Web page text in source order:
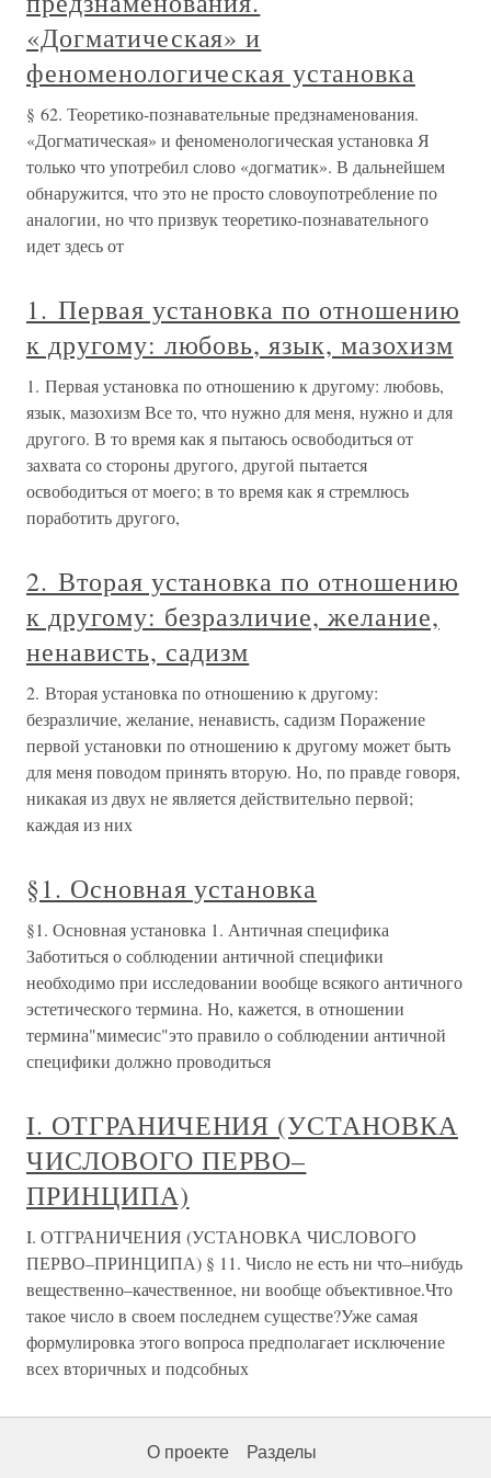
«Догматическая» и
феноменологическая установка
§ 62. Теоретико-познавательные предзнаменования.
«Догматическая» и феноменологическая установка Я
только что употребил слово «догматик». В дальнейшем
обнаружится, что это не просто словоупотребление по
аналогии, но что призвук теоретико-познавательного
идет здесь от
1. Первая установка по отношению
к другому: любовь, язык, мазохизм
1. Первая установка по отношению к другому: любовь,
язык, мазохизм Все то, что нужно для меня, нужно и для
другого. В то время как я пытаюсь освободиться от
захвата со стороны другого, другой пытается
освободиться от моего; в то время как я стремлюсь
поработить другого,
2. Вторая установка по отношению
к другому: безразличие, желание,
ненависть, садизм
2. Вторая установка по отношению к другому:
безразличие, желание, ненависть, садизм Поражение
первой установки по отношению к другому может быть
для меня поводом принять вторую. Но, по правде говоря,
никакая из двух не является действительно первой;
каждая из них
§1. Основная установка
§1. Основная установка 1. Античная специфика
Заботиться о соблюдении античной специфики
необходимо при исследовании вообще всякого античного
эстетического термина. Но, кажется, в отношении
термина"мимесис"это правило о соблюдении античной
специфики должно проводиться
I. ОТГРАНИЧЕНИЯ (УСТАНОВКА
ЧИСЛОВОГО ПЕРВО–
ПРИНЦИПА)
I. ОТГРАНИЧЕНИЯ (УСТАНОВКА ЧИСЛОВОГО
ПЕРВО–ПРИНЦИПА) § 11. Число не есть ни что–нибудь
вещественно–качественное, ни вообще объективное.Что
такое число в своем последнем существе?Уже самая
формулировка этого вопроса предполагает исключение
всех вторичных и подсобных
О проекте Разделы